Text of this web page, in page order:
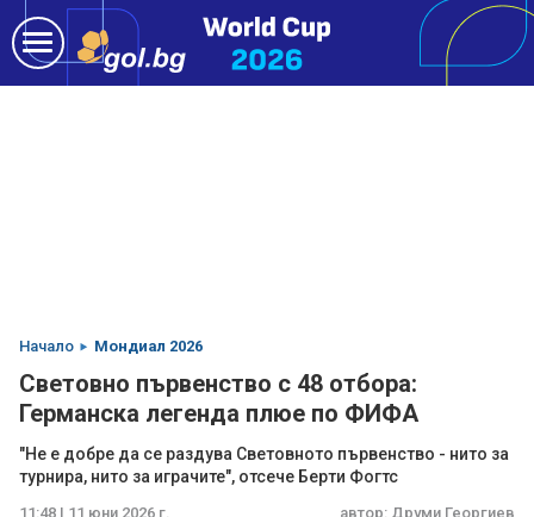
Начало Мондиал 2026
Световно първенство с 48 отбора:
Германска легенда плюе по ФИФА
"Не е добре да се раздува Световното първенство - нито за
турнира, нито за играчите", отсече Берти Фогтс
11:48 | 11 юни 2026 г. автор: Друми Георгиев